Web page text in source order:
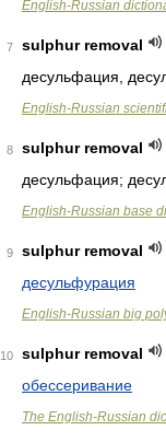
English-Russian
7
sulphur removal
десульфация,
English-Russian
8
sulphur removal
десульфация;
English-Russian base
9
sulphur removal
десульфурация
English-Russian big
10
sulphur removal
обессеривание
The English-Russian